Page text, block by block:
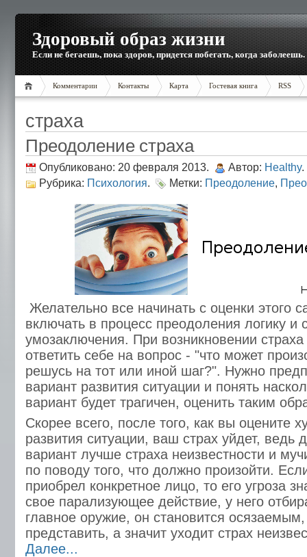
Здоровый образ жизни
Если не бегаешь, пока здоров, придется побегать, когда заболеешь.
Комментарии Контакты Карта Гостевая книга RSS
страха
Преодоление страха
Опубликовано: 20 февраля 2013. Автор: Healthy.
Рубрика: Психология. Метки: Преодоление,
Желательно все начинать с оценки этого
включать в процесс преодоления логику и
умозаключения. При возникновении страха
ответить себе на вопрос - "что может
решусь на тот или иной шаг?". Нужно
вариант развития ситуации и понять
вариант будет трагичен, оценить таким
Скорее всего, после того, как вы оцените
развития ситуации, ваш страх уйдет, ведь
вариант лучше страха неизвестности и
по поводу того, что должно произойти.
приобрел конкретное лицо, то его угроза
свое парализующее действие, у него
главное оружие, он становится
представить, а значит уходит страх
Далее...